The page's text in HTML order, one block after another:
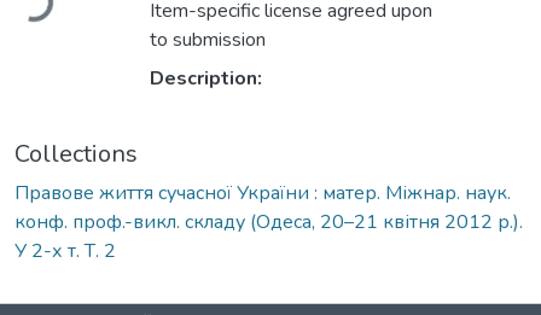
Item-specific license agreed upon
to submission
Description:
Collections
Правове життя сучасної України : матер. Міжнар. наук.
конф. проф.-викл. складу (Одеса, 20–21 квітня 2012 р.).
У 2-х т. Т. 2